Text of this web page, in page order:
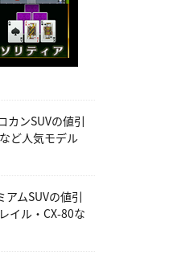
カンSUVの値引
ど人気モデル
アムSUVの値引
イル・CX-80な